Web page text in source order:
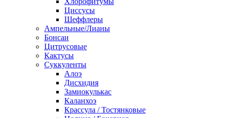
Циссусы
Шеффлеры
Ампельные/Лианы
Бонсаи
Цитрусовые
Кактусы
Суккуленты
Алоэ
Дисхидия
Замиокулькас
Каланхоэ
Крассула / Тостянковые